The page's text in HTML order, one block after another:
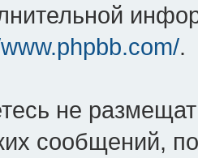
.
не
сообщений,